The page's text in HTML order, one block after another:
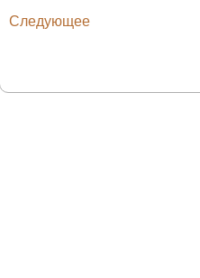
Следующее